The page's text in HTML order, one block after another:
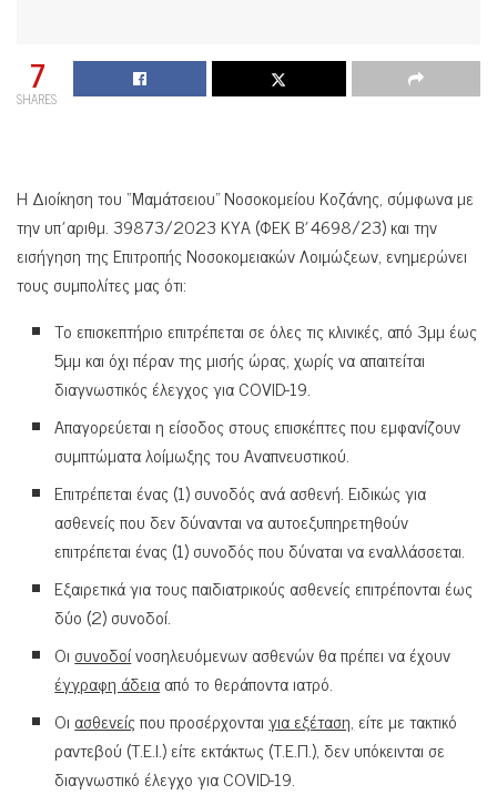
7
SHARES
Η Διοίκηση του “Μαμάτσειου” Νοσοκομείου Κοζάνης, σύμφωνα με
την υπ΄αριθμ. 39873/2023 ΚΥΑ (ΦΕΚ Β΄4698/23) και την
εισήγηση της Επιτροπής Νοσοκομειακών Λοιμώξεων, ενημερώνει
τους συμπολίτες μας ότι:
Το επισκεπτήριο επιτρέπεται σε όλες τις κλινικές, από 3μμ έως
5μμ και όχι πέραν της μισής ώρας, χωρίς να απαιτείται
διαγνωστικός έλεγχος για COVID-19.
Απαγορεύεται η είσοδος στους επισκέπτες που εμφανίζουν
συμπτώματα λοίμωξης του Αναπνευστικού.
Επιτρέπεται ένας (1) συνοδός ανά ασθενή. Ειδικώς για
ασθενείς που δεν δύνανται να αυτοεξυπηρετηθούν
επιτρέπεται ένας (1) συνοδός που δύναται να εναλλάσσεται.
Εξαιρετικά για τους παιδιατρικούς ασθενείς επιτρέπονται έως
δύο (2) συνοδοί.
Οι συνοδοίνοσηλευόμενων ασθενών θα πρέπει να έχουν
έγγραφη άδειααπό το θεράποντα ιατρό.
Οι ασθενείςπου προσέρχονταιγια εξέταση, είτε με τακτικό
ραντεβού (Τ.Ε.Ι.) είτε εκτάκτως (Τ.Ε.Π.), δεν υπόκεινται σε
διαγνωστικό έλεγχο για COVID-19.